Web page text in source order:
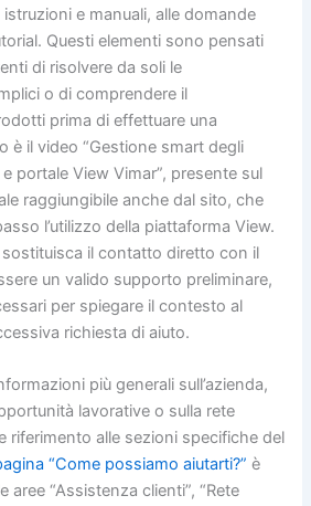
e manuali, alle domande
Questi elementi sono pensati
di risolvere da soli le
o di comprendere il
prima di effettuare una
è il video “Gestione smart degli
portale View Vimar”, presente sul
raggiungibile anche dal sito, che
l’utilizzo della piattaforma View.
il contatto diretto con il
un valido supporto preliminare,
per spiegare il contesto al
richiesta di aiuto.
più generali sull’azienda,
lavorative o sulla rete
riferimento alle sezioni specifiche del
“Come possiamo aiutarti?” è
aree “Assistenza clienti”, “Rete